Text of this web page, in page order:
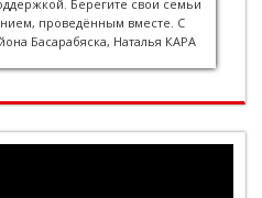
Берегите свои семьи
проведённым вместе. С
Басарабяска, Наталья КАРА